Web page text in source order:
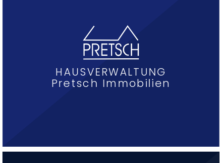
HAUSVERWALTUNG
Pretsch Immobilien